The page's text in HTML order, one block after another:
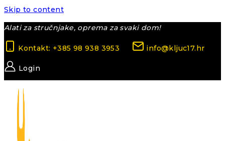
Skip to content
Alati za stručnjake, oprema za svaki dom!
Kontakt: +385 98 938 3953 info@kljuc17.hr
Login